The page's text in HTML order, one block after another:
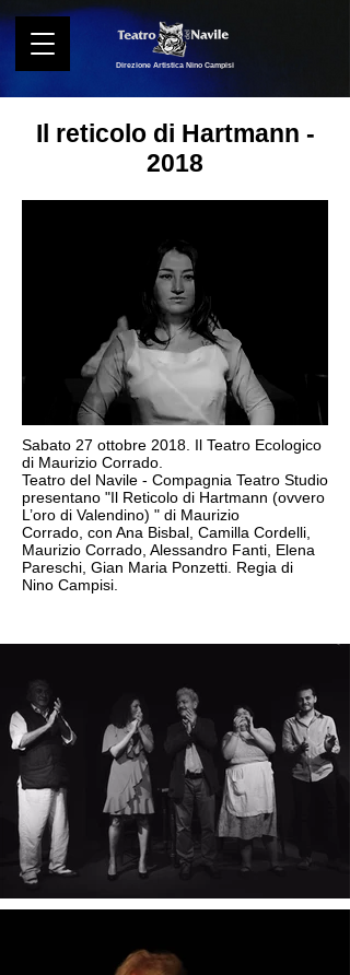
Direzione Artistica Nino Campisi
Il reticolo di Hartmann -
2018
Sabato 27 ottobre 2018. Il Teatro Ecologico
di Maurizio Corrado.
Teatro del Navile - Compagnia Teatro Studio
presentano "Il Reticolo di Hartmann (ovvero
L’oro di Valendino) " di Maurizio
Corrado, con Ana Bisbal, Camilla Cordelli,
Maurizio Corrado, Alessandro Fanti, Elena
Pareschi, Gian Maria Ponzetti. Regia di
Nino Campisi.